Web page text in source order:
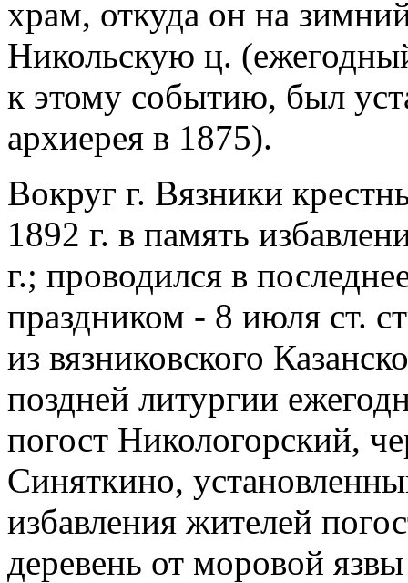
храм, откуда он на
Никольскую ц.
к этому событию, был
архиерея в 1875).
Вокруг г. Вязники
1892 г. в память
г.; проводился в
праздником - 8 июля ст.
из вязниковского
поздней литургии
погост Никологорский,
Синяткино,
избавления жителей
деревень от моровой